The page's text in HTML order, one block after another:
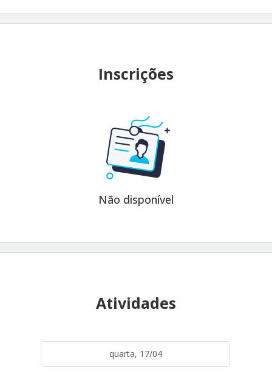
Inscrições
Não disponível
Atividades
quarta, 17/04